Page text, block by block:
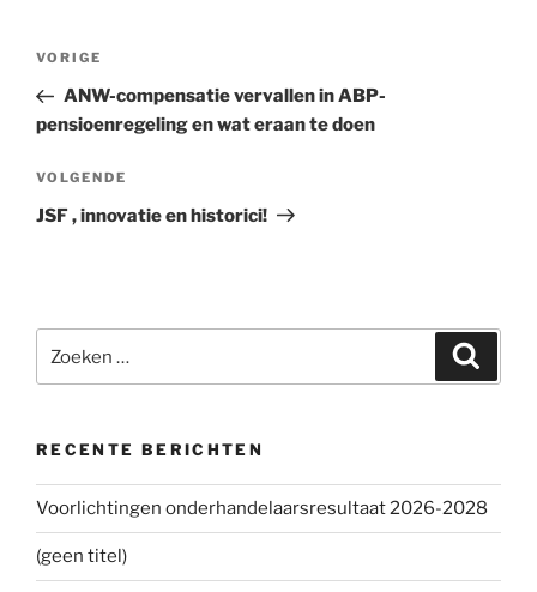
Bericht
Vorig
bericht
VORIGE
ANW-compensatie vervallen in ABP-
pensioenregeling en wat eraan te doen
Volgend
bericht
VOLGENDE
JSF , innovatie en historici!
naar:
RECENTE BERICHTEN
Voorlichtingen onderhandelaarsresultaat 2026-2028
(geen titel)